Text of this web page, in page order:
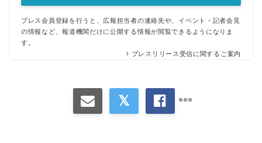
プレス会員登録を行うと、広報担当者の連絡先や、イベント・記者会見
の情報など、報道機関だけに公開する情報が閲覧できるようになりま
す。
プレスリリース受信に関するご案内